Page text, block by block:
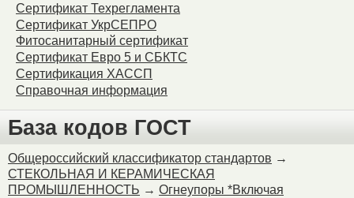
Сертификат Техрегламента
Сертификат УкрСЕПРО
Фитосанитарный сертификат
Сертификат Евро 5 и СБКТС
Сертификация ХАССП
Справочная информация
База кодов ГОСТ
Общероссийский классификатор стандартов →
СТЕКОЛЬНАЯ И КЕРАМИЧЕСКАЯ
ПРОМЫШЛЕННОСТЬ → Огнеупоры *Включая